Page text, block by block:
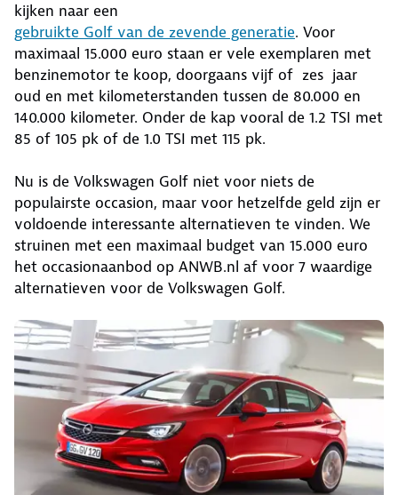
kijken naar een
gebruikte Golf van de zevende generatie. Voor
maximaal 15.000 euro staan er vele exemplaren met
benzinemotor te koop, doorgaans vijf of zes jaar
oud en met kilometerstanden tussen de 80.000 en
140.000 kilometer. Onder de kap vooral de 1.2 TSI met
85 of 105 pk of de 1.0 TSI met 115 pk.
Nu is de Volkswagen Golf niet voor niets de
populairste occasion, maar voor hetzelfde geld zijn er
voldoende interessante alternatieven te vinden. We
struinen met een maximaal budget van 15.000 euro
het occasionaanbod op ANWB.nl af voor 7 waardige
alternatieven voor de Volkswagen Golf.